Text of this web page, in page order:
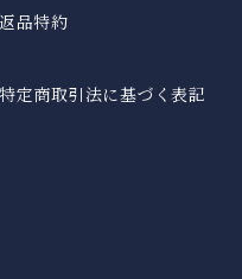
返品特約
特定商取引法に基づく表記